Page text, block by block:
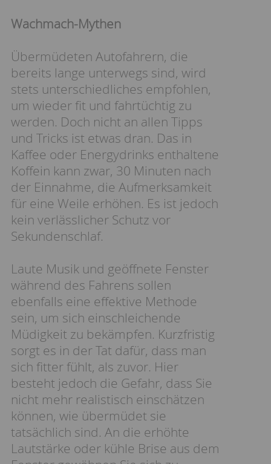
Wachmach-Mythen
Übermüdeten Autofahrern, die
bereits lange unterwegs sind, wird
stets unterschiedliches empfohlen,
um wieder fit und fahrtüchtig zu
werden. Doch nicht an allen Tipps
und Tricks ist etwas dran. Das in
Kaffee oder Energydrinks enthaltene
Koffein kann zwar, 30 Minuten nach
der Einnahme, die Aufmerksamkeit
für eine Weile erhöhen. Es ist jedoch
kein verlässlicher Schutz vor
Sekundenschlaf.
Laute Musik und geöffnete Fenster
während des Fahrens sollen
ebenfalls eine effektive Methode
sein, um sich einschleichende
Müdigkeit zu bekämpfen. Kurzfristig
sorgt es in der Tat dafür, dass man
sich fitter fühlt, als zuvor. Hier
besteht jedoch die Gefahr, dass Sie
nicht mehr realistisch einschätzen
können, wie übermüdet sie
tatsächlich sind. An die erhöhte
Lautstärke oder kühle Brise aus dem